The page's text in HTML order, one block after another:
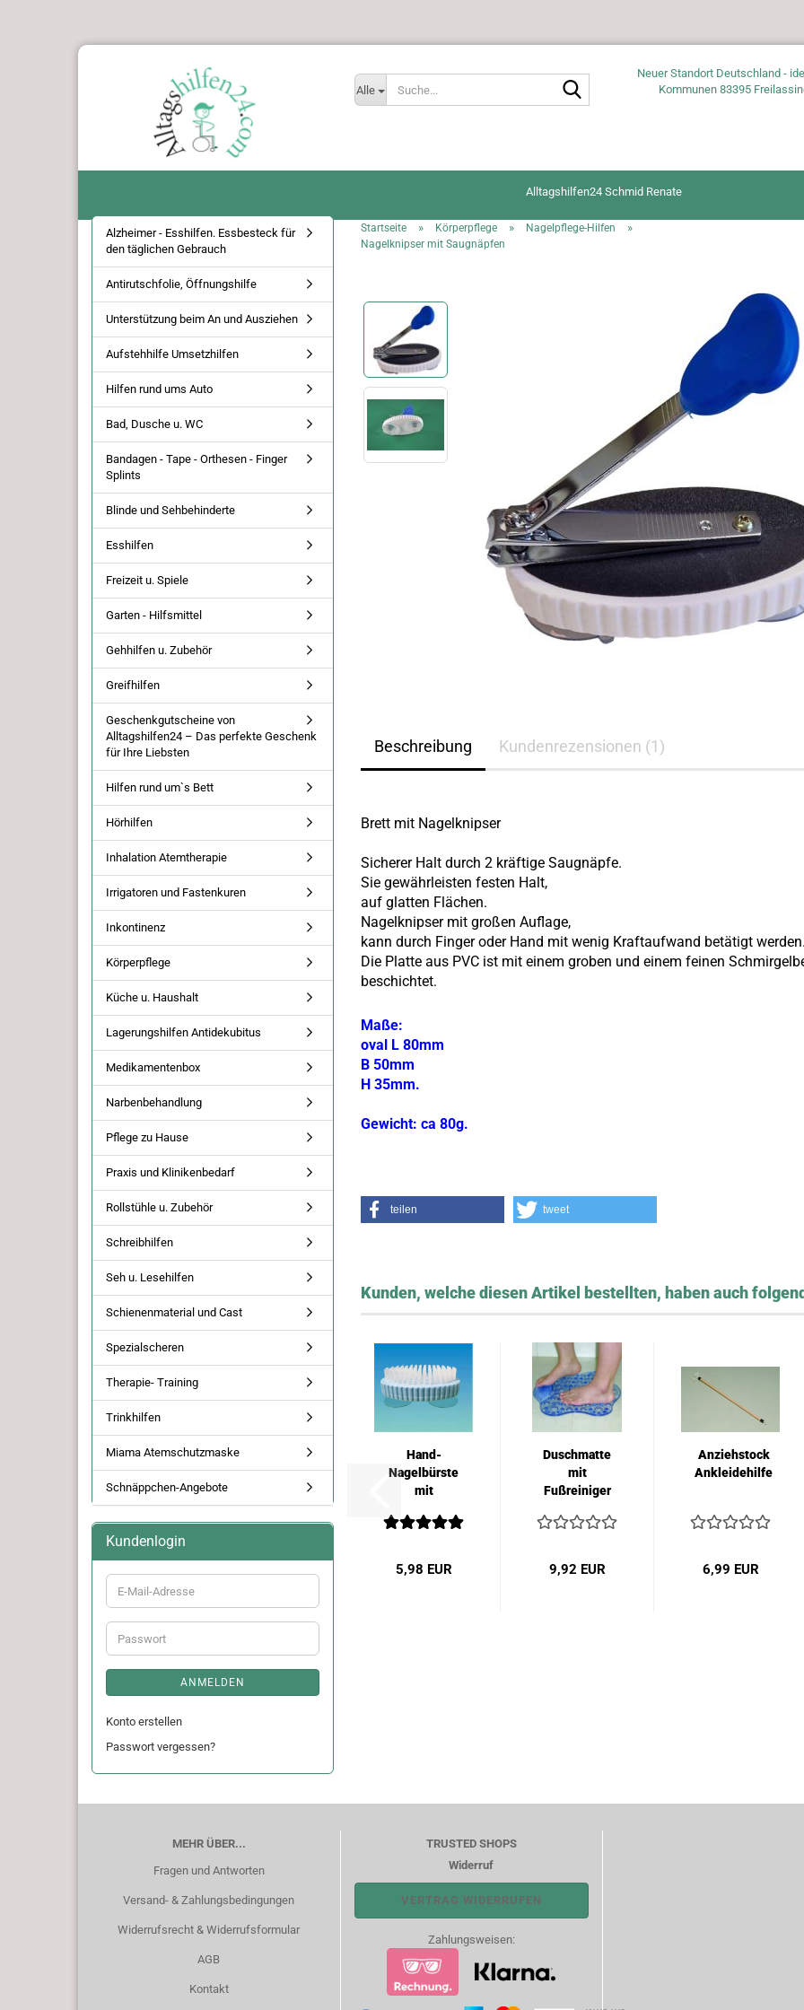
Alle
Neuer Standort Deutschland -
Kommunen 83395
Alltagshilfen24 Schmid Renate
Startseite » Körperpflege » Nagelpflege-Hilfen »
Nagelknipser mit Saugnäpfen
Beschreibung Kundenrezensionen (1)
Brett mit Nagelknipser
Sicherer Halt durch 2 kräftige Saugnäpfe.
Sie gewährleisten festen Halt,
auf glatten Flächen.
Nagelknipser mit großen Auflage,
kann durch Finger oder Hand mit wenig Kraftaufwand betätigt werden.
Die Platte aus PVC ist mit einem groben und einem feinen
beschichtet.
Maße:
oval L 80mm
B 50mm
H 35mm.
Gewicht: ca 80g.
teilen tweet
Kunden, welche diesen Artikel bestellten, haben auch
Hand-
Nagelbürste
mit
5,98 EUR
Duschmatte
mit
Fußreiniger
9,92 EUR
Anziehstock
Ankleidehilfe
6,99 EUR
Alzheimer - Esshilfen. Essbesteck für
den täglichen Gebrauch
Antirutschfolie, Öffnungshilfe
Unterstützung beim An und Ausziehen
Aufstehhilfe Umsetzhilfen
Hilfen rund ums Auto
Bad, Dusche u. WC
Bandagen - Tape - Orthesen - Finger
Splints
Blinde und Sehbehinderte
Esshilfen
Freizeit u. Spiele
Garten - Hilfsmittel
Gehhilfen u. Zubehör
Greifhilfen
Geschenkgutscheine von
Alltagshilfen24 – Das perfekte Geschenk
für Ihre Liebsten
Hilfen rund um`s Bett
Hörhilfen
Inhalation Atemtherapie
Irrigatoren und Fastenkuren
Inkontinenz
Körperpflege
Küche u. Haushalt
Lagerungshilfen Antidekubitus
Medikamentenbox
Narbenbehandlung
Pflege zu Hause
Praxis und Klinikenbedarf
Rollstühle u. Zubehör
Schreibhilfen
Seh u. Lesehilfen
Schienenmaterial und Cast
Spezialscheren
Therapie- Training
Trinkhilfen
Miama Atemschutzmaske
Schnäppchen-Angebote
Kundenlogin
E-
Mail-
Adresse
Passwort
ANMELDEN
Konto erstellen
Passwort vergessen?
MEHR ÜBER...
Fragen und Antworten
Versand- & Zahlungsbedingungen
Widerrufsrecht & Widerrufsformular
AGB
Kontakt
TRUSTED SHOPS
Widerruf
VERTRAG WIDERRUFEN
Zahlungsweisen: